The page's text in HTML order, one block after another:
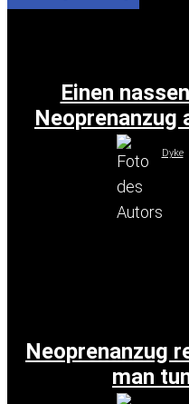
Einen
Neoprenanzug
Dyke
Neoprenanzug
man